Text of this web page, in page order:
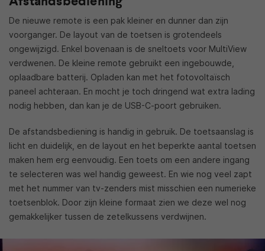
De nieuwe remote is een pak kleiner en dunner dan zijn
voorganger. De layout van de toetsen is grotendeels
ongewijzigd. Enkel bovenaan is de sneltoets voor MultiView
verdwenen. De kleine remote gebruikt een ingebouwde,
oplaadbare batterij. Opladen kan met het fotovoltaïsch
paneel achteraan. En mocht je toch dringend wat extra lading
nodig hebben, dan kan je de USB-C-poort gebruiken.
De afstandsbediening is handig in gebruik. De toetsaanslag is
licht en duidelijk, en de layout en het beperkte aantal toetsen
maken hem erg eenvoudig. Een toets om een andere ingang
te selecteren was wel handig geweest. En wie nog veel zapt
met het nummer van tv-zenders mist misschien een numerieke
toetsenblok. Door zijn kleine formaat zien we deze wel nog
gemakkelijker tussen de zetelkussens verdwijnen.